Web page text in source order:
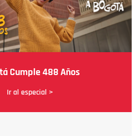
Cumple 488 Años
Ir al especial >